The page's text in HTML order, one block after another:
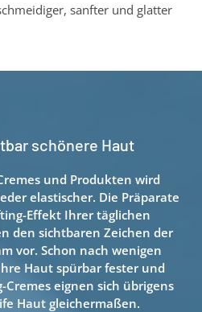
sanfter und glatter
schönere Haut
und Produkten wird
elastischer. Die Präparate
Effekt Ihrer täglichen
den sichtbaren Zeichen der
vor. Schon nach wenigen
Haut spürbar fester und
eignen sich übrigens
Haut gleichermaßen.